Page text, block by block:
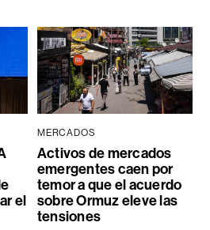
el
MERCADOS
Activos de mercados
emergentes caen por
temor a que el acuerdo
sobre Ormuz eleve las
tensiones